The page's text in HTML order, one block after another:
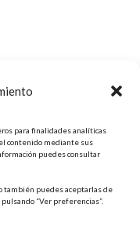
para finalidades analíticas
contenido mediante sus
puedes consultar
también puedes aceptarlas de
“Ver preferencias”.
UNAS BOBO'S.